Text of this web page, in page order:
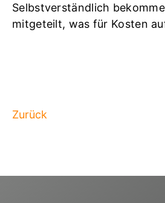
Selbstverständlich
mitgeteilt, was für Kosten
Zurück